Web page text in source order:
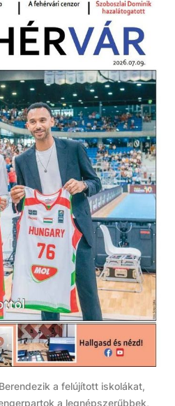
a felújított iskolákat,
a legnépszerűbbek,